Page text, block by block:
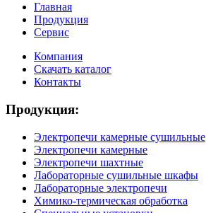
Главная
Продукция
Сервис
Компания
Скачать каталог
Контакты
Продукция:
Электропечи камерные сушильные
Электропечи камерные
Электропечи шахтные
Лабораторные сушильные шкафы
Лабораторные электропечи
Химико-термическая обработка